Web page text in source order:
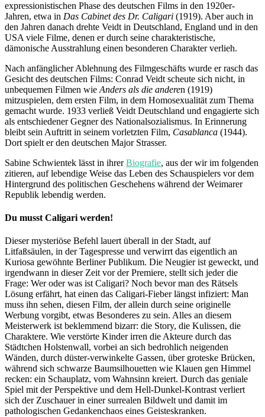
expressionistischen Phase des deutschen Films in den 1920er-
Jahren, etwa in Das Cabinet des Dr. Caligari (1919). Aber auch in
den Jahren danach drehte Veidt in Deutschland, England und in den
USA viele Filme, denen er durch seine charakteristische,
dämonische Ausstrahlung einen besonderen Charakter verlieh.
Nach anfänglicher Ablehnung des Filmgeschäfts wurde er rasch das
Gesicht des deutschen Films: Conrad Veidt scheute sich nicht, in
unbequemen Filmen wie Anders als die anderen (1919)
mitzuspielen, dem ersten Film, in dem Homosexualität zum Thema
gemacht wurde. 1933 verließ Veidt Deutschland und engagierte sich
als entschiedener Gegner des Nationalsozialismus. In Erinnerung
bleibt sein Auftritt in seinem vorletzten Film, Casablanca (1944).
Dort spielt er den deutschen Major Strasser.
Sabine Schwientek lässt in ihrerBiografie, aus der wir im folgenden
zitieren, auf lebendige Weise das Leben des Schauspielers vor dem
Hintergrund des politischen Geschehens während der Weimarer
Republik lebendig werden.
Du musst Caligari werden!
Dieser mysteriöse Befehl lauert überall in der Stadt, auf
Litfaßsäulen, in der Tagespresse und verwirrt das eigentlich an
Kuriosa gewöhnte Berliner Publikum. Die Neugier ist geweckt, und
irgendwann in dieser Zeit vor der Premiere, stellt sich jeder die
Frage: Wer oder was ist Caligari? Noch bevor man des Rätsels
Lösung erfährt, hat einen das Caligari-Fieber längst infiziert: Man
muss ihn sehen, diesen Film, der allein durch seine originelle
Werbung vorgibt, etwas Besonderes zu sein. Alles an diesem
Meisterwerk ist beklemmend bizarr: die Story, die Kulissen, die
Charaktere. Wie verstörte Kinder irren die Akteure durch das
Städtchen Holstenwall, vorbei an sich bedrohlich neigenden
Wänden, durch düster-verwinkelte Gassen, über groteske Brücken,
während sich schwarze Baumsilhouetten wie Klauen gen Himmel
recken: ein Schauplatz, vom Wahnsinn kreiert. Durch das geniale
Spiel mit der Perspektive und dem Hell-Dunkel-Kontrast verliert
sich der Zuschauer in einer surrealen Bildwelt und damit im
pathologischen Gedankenchaos eines Geisteskranken.